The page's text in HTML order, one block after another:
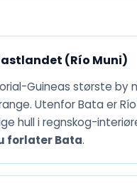
(Río Muni)
Guineas største by
Utenfor Bata er
hull i regnskog-
forlater Bata.